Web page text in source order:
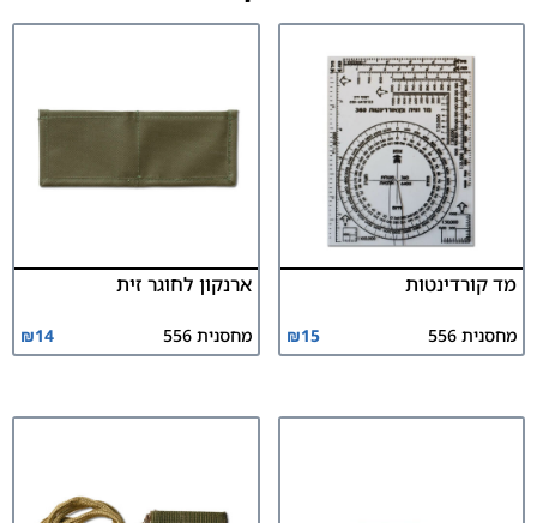
מד קורדינטות
מחסנית 556 ₪15
ארנקון לחוגר זית
מחסנית 556 ₪14